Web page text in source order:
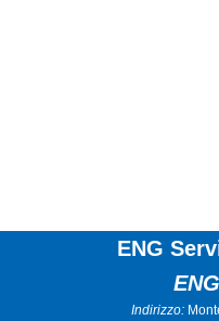
ENG
Indirizzo: